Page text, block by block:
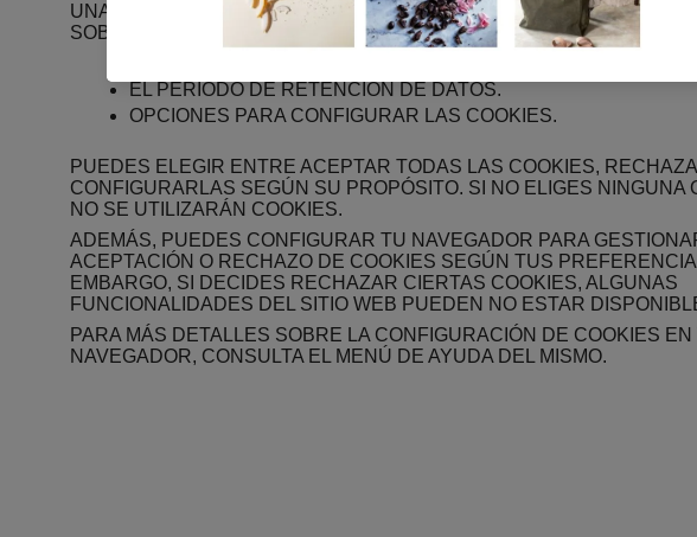
UNA VEZ QUE ACCEDES AL SITIO, APARECE UN BANNER
SOBRE:
EL PERÍODO DE RETENCIÓN DE DATOS.
OPCIONES PARA CONFIGURAR LAS COOKIES.
PUEDES ELEGIR ENTRE ACEPTAR TODAS LAS COOKIES,
CONFIGURARLAS SEGÚN SU PROPÓSITO. SI NO ELIGES NINGUNA
NO SE UTILIZARÁN COOKIES.
ADEMÁS, PUEDES CONFIGURAR TU NAVEGADOR PARA
ACEPTACIÓN O RECHAZO DE COOKIES SEGÚN TUS
EMBARGO, SI DECIDES RECHAZAR CIERTAS COOKIES, ALGUNAS
FUNCIONALIDADES DEL SITIO WEB PUEDEN NO ESTAR
PARA MÁS DETALLES SOBRE LA CONFIGURACIÓN DE COOKIES EN
NAVEGADOR, CONSULTA EL MENÚ DE AYUDA DEL MISMO.